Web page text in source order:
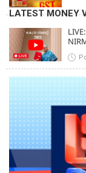
LATEST MONEY